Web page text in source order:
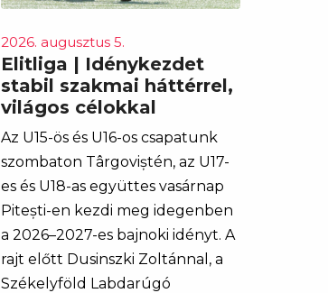
2026. augusztus 5.
Elitliga | Idénykezdet
stabil szakmai háttérrel,
világos célokkal
Az U15-ös és U16-os csapatunk
szombaton Târgoviștén, az U17-
es és U18-as együttes vasárnap
Pitești-en kezdi meg idegenben
a 2026–2027-es bajnoki idényt. A
rajt előtt Dusinszki Zoltánnal, a
Székelyföld Labdarúgó